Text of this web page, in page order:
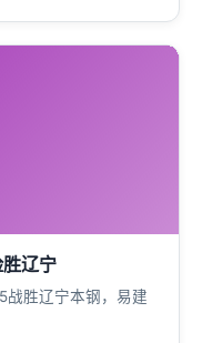
辽宁
战胜辽宁本钢，易建